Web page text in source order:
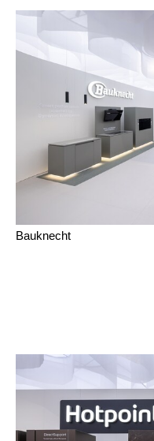
Bauknecht